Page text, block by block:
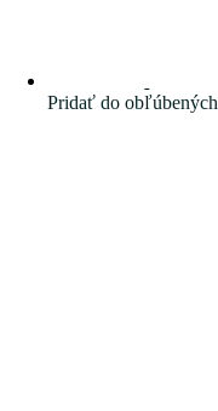
Pridať do obľúbených